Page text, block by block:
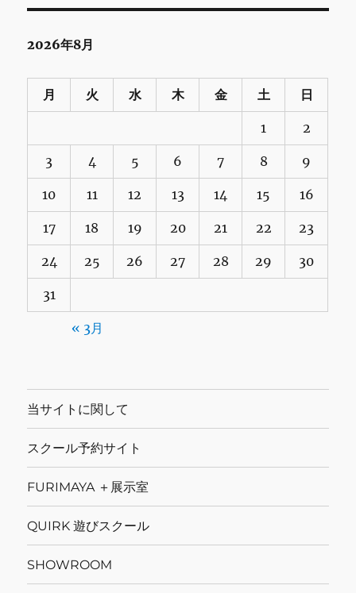
2026年8月
月 火 水 木 金 土 日
1 2
3 4 5 6 7 8 9
10 11 12 13 14 15 16
17 18 19 20 21 22 23
24 25 26 27 28 29 30
31
« 3月
当サイトに関して
スクール予約サイト
FURIMAYA ＋展示室
QUIRK 遊びスクール
SHOWROOM